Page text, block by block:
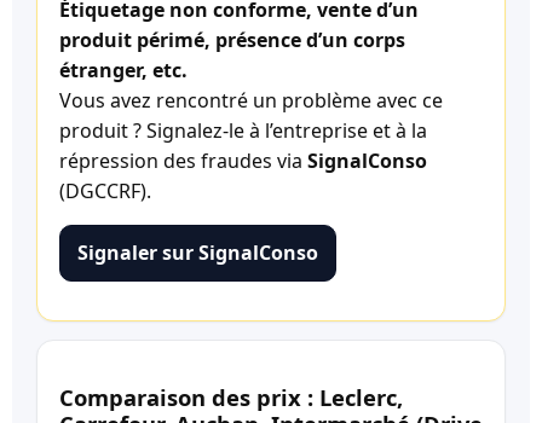
Étiquetage non conforme, vente d’un
produit périmé, présence d’un corps
étranger, etc.
Vous avez rencontré un problème avec ce
produit ? Signalez-le à l’entreprise et à la
répression des fraudes via SignalConso
(DGCCRF).
Signaler sur SignalConso
Comparaison des prix : Leclerc,